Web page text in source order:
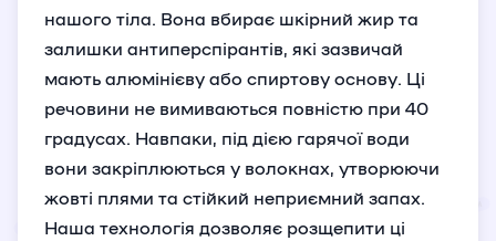
нашого тіла. Вона вбирає шкірний жир та
залишки антиперспірантів, які зазвичай
мають алюмінієву або спиртову основу. Ці
речовини не вимиваються повністю при 40
градусах. Навпаки, під дією гарячої води
вони закріплюються у волокнах, утворюючи
жовті плями та стійкий неприємний запах.
Наша технологія дозволяє розщепити ці